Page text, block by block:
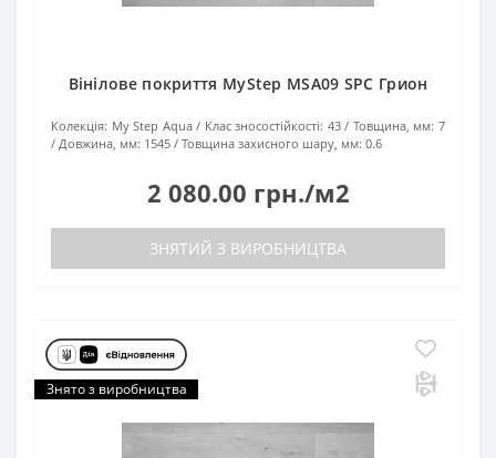
Вінілове покриття MyStep MSA09 SPC Грион
Колекція: My Step Aqua Клас зносостійкості: 43 Товщина, мм: 7
Довжина, мм: 1545 Товщина захисного шару, мм: 0.6
2 080.00 грн./м2
ЗНЯТИЙ З ВИРОБНИЦТВА
Знято з виробництва